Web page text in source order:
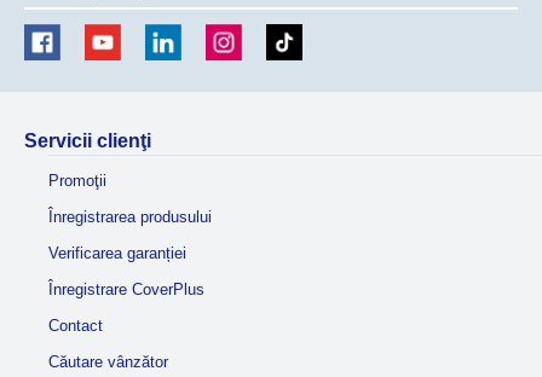
Servicii clienţi
Promoţii
Înregistrarea produsului
Verificarea garanției
Înregistrare CoverPlus
Contact
Căutare vânzător